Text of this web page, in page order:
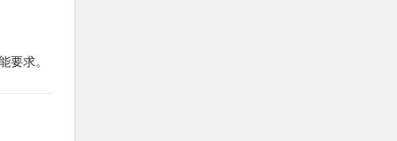
要求。